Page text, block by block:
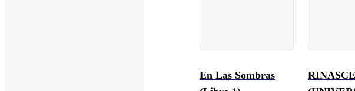
En Las Sombras